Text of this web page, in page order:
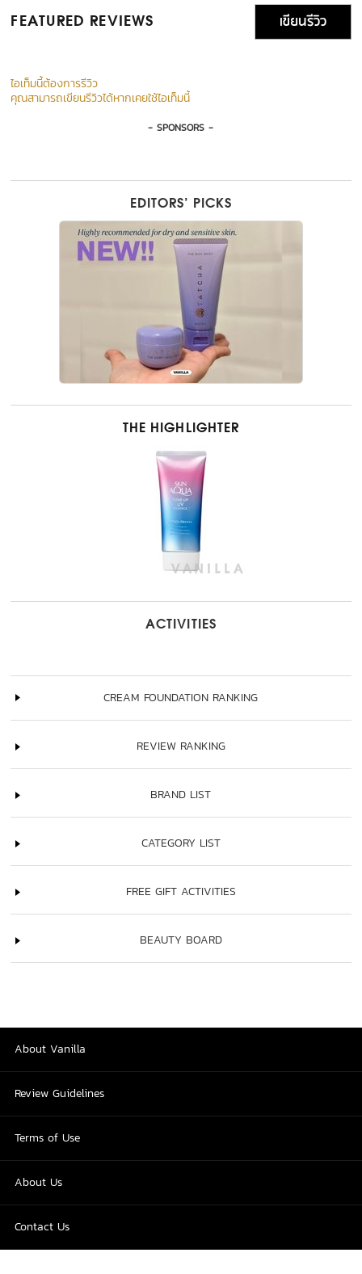
FEATURED REVIEWS เขียนรีวิว
ไอเท็มนี้ต้องการรีวิว
คุณสามารถเขียนรีวิวได้หากเคยใช้ไอเท็มนี้
- SPONSORS -
EDITORS’ PICKS
THE HIGHLIGHTER
ACTIVITIES
CREAM FOUNDATION RANKING
REVIEW RANKING
BRAND LIST
CATEGORY LIST
FREE GIFT ACTIVITIES
BEAUTY BOARD
About Vanilla
Review Guidelines
Terms of Use
About Us
Contact Us